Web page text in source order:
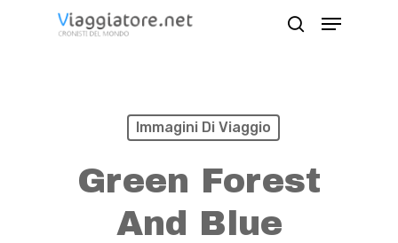
Menu
Immagini Di Viaggio
Green Forest
And Blue